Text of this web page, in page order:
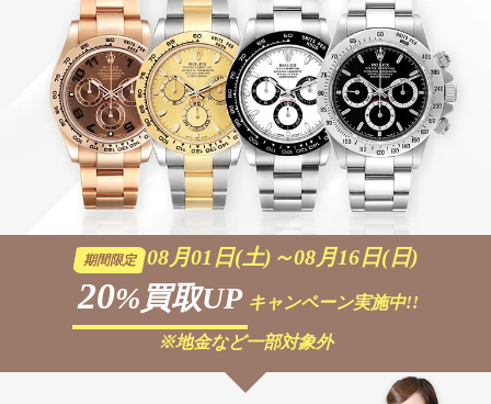
期間限定 08月01日(土)～08月16日(日)
20%買取UP キャンペーン実施中!!
※地金など一部対象外